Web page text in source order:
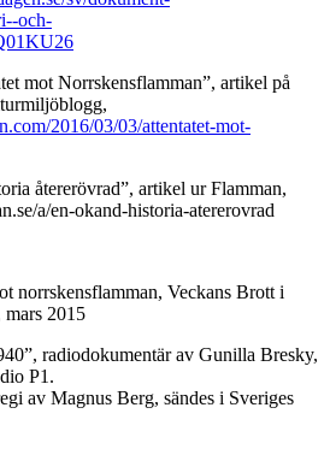
och-
mot Norrskensflamman”, artikel på
2016/03/03/attentatet-mot-
återerövrad”, artikel ur Flamman,
a/en-okand-historia-atererovrad
norrskensflamman, Veckans Brott i
mars 2015
radiodokumentär av Gunilla Bresky,
P1.
av Magnus Berg, sändes i Sveriges